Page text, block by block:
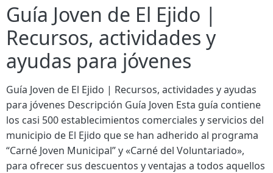
Guía Joven de El Ejido |
Recursos, actividades y
ayudas para jóvenes
Guía Joven de El Ejido | Recursos, actividades y ayudas
para jóvenes Descripción Guía Joven Esta guía contiene
los casi 500 establecimientos comerciales y servicios del
municipio de El Ejido que se han adherido al programa
“Carné Joven Municipal” y «Carné del Voluntariado»,
para ofrecer sus descuentos y ventajas a todos aquellos